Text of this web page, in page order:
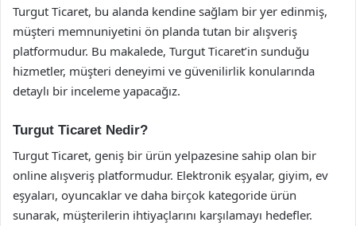
Turgut Ticaret, bu alanda kendine sağlam bir yer edinmiş,
müşteri memnuniyetini ön planda tutan bir alışveriş
platformudur. Bu makalede, Turgut Ticaret’in sunduğu
hizmetler, müşteri deneyimi ve güvenilirlik konularında
detaylı bir inceleme yapacağız.
Turgut Ticaret Nedir?
Turgut Ticaret, geniş bir ürün yelpazesine sahip olan bir
online alışveriş platformudur. Elektronik eşyalar, giyim, ev
eşyaları, oyuncaklar ve daha birçok kategoride ürün
sunarak, müşterilerin ihtiyaçlarını karşılamayı hedefler.